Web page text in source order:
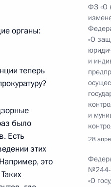
об учреждении
закон «О внесении
ФЗ «О
«О
и
и
28
«О
органы:
теперь
было
Есть
этих
это